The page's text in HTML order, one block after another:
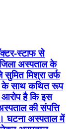
स्टाफ से
अस्पताल के
मिश्रा उर्फ
के साथ कथित रूप
है कि इस
की संपत्ति
घटना अस्पताल में